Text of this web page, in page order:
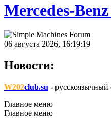
Mercedes-
06 августа 2026, 16:19:19
Новости:
W202club.su - русскоязычный
Главное меню
Главное меню